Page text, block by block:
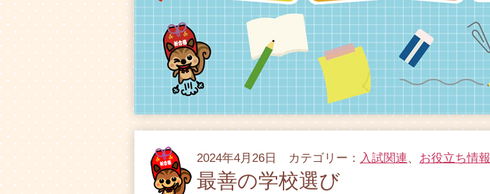
2024年4月26日 カテゴリー： 入試関連、 お役立ち情報
最善の学校選び